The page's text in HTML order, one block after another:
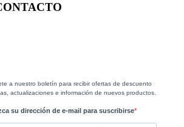
a nuestro boletín para recibir ofertas de descuento
actualizaciones e información de nuevos productos.
su dirección de e-mail para suscribirse